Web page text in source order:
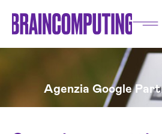
Agenzia Google